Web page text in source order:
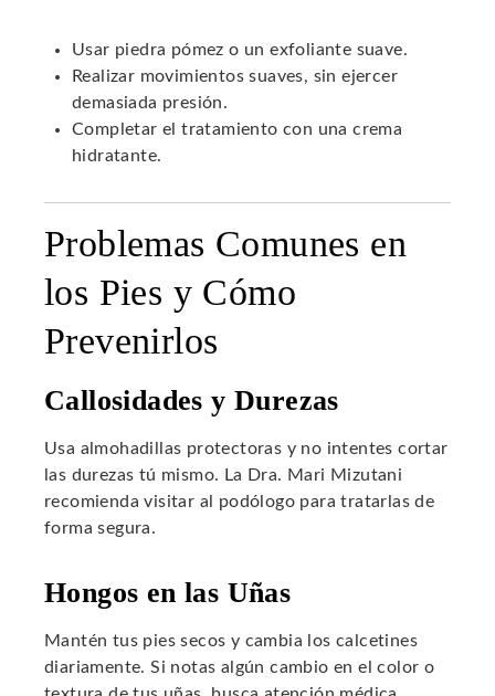
Usar piedra pómez o un exfoliante suave.
Realizar movimientos suaves, sin ejercer
demasiada presión.
Completar el tratamiento con una crema
hidratante.
Problemas Comunes en
los Pies y Cómo
Prevenirlos
Callosidades y Durezas
Usa almohadillas protectoras y no intentes cortar
las durezas tú mismo. La Dra. Mari Mizutani
recomienda visitar al podólogo para tratarlas de
forma segura.
Hongos en las Uñas
Mantén tus pies secos y cambia los calcetines
diariamente. Si notas algún cambio en el color o